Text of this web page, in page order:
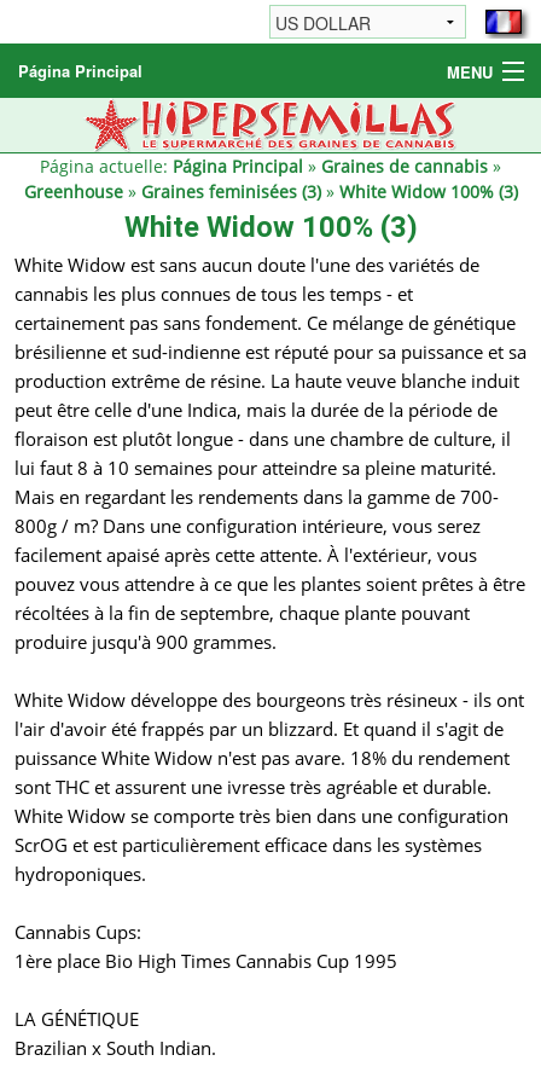
Página Principal MENU
Graines de cannabis
Autres produits
Página actuelle: Página Principal » Graines de cannabis »
Greenhouse» Graines feminisées (3)» White Widow 100% (3)
White Widow 100% (3)
White Widow est sans aucun doute l'une des variétés de
cannabis les plus connues de tous les temps - et
certainement pas sans fondement. Ce mélange de génétique
brésilienne et sud-indienne est réputé pour sa puissance et sa
production extrême de résine. La haute veuve blanche induit
peut être celle d'une Indica, mais la durée de la période de
floraison est plutôt longue - dans une chambre de culture, il
lui faut 8 à 10 semaines pour atteindre sa pleine maturité.
Mais en regardant les rendements dans la gamme de 700-
800g / m? Dans une configuration intérieure, vous serez
facilement apaisé après cette attente. À l'extérieur, vous
pouvez vous attendre à ce que les plantes soient prêtes à être
récoltées à la fin de septembre, chaque plante pouvant
produire jusqu'à 900 grammes.
White Widow développe des bourgeons très résineux - ils ont
l'air d'avoir été frappés par un blizzard. Et quand il s'agit de
puissance White Widow n'est pas avare. 18% du rendement
sont THC et assurent une ivresse très agréable et durable.
White Widow se comporte très bien dans une configuration
ScrOG et est particulièrement efficace dans les systèmes
hydroponiques.
Cannabis Cups:
1ère place Bio High Times Cannabis Cup 1995
LA GÉNÉTIQUE
Brazilian x South Indian.